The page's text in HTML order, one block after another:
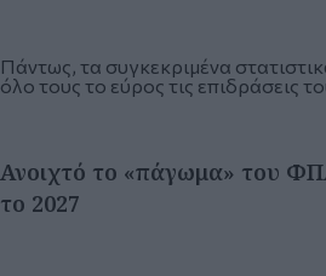
Πάντως, τα συγκεκριμένα
όλο τους το εύρος τις επιδράσεις
Ανοιχτό το «πάγωμα» του
το 2027